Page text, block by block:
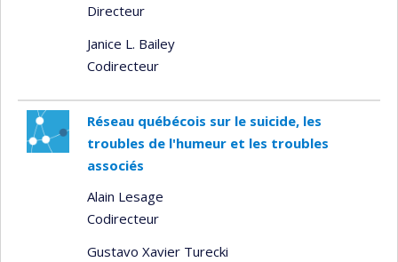
Directeur
Janice L. Bailey
Codirecteur
Réseau québécois sur le suicide, les
troubles de l'humeur et les troubles
associés
Alain Lesage
Codirecteur
Gustavo Xavier Turecki